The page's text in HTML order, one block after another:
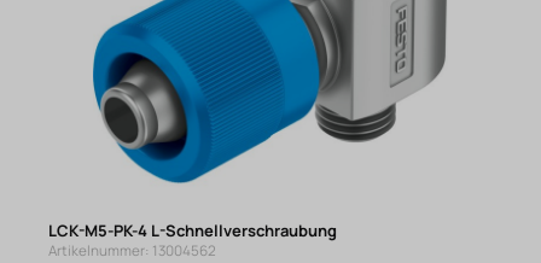
LCK-M5-PK-4 L-Schnellverschraubung
Artikelnummer: 13004562